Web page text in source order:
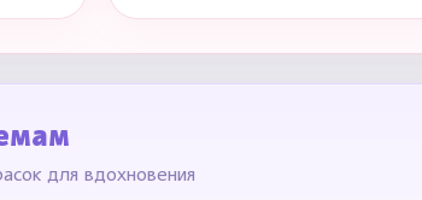
для вдохновения